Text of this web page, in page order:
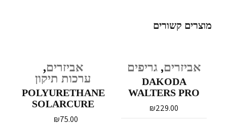
מוצרים קשורים
אביזרים, גריפים
DAKODA
WALTERS PRO
SERIES CENTRE
₪229.00
אביזרים,
ערכות תיקון
POLYURETHANE
SOLARCURE
RESIN
₪75.00